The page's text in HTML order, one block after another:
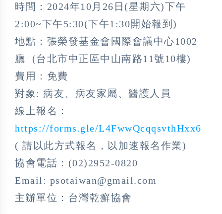
時間：2024年10月26日(星期六)下午
2:00~下午5:30(下午1:30開始報到)
地點：張榮發基金會國際會議中心1002
廳 (台北市中正區中山南路11號10樓)
費用：免費
對象: 病友、病友家屬、醫護人員
線上報名：
https://forms.gle/L4FwwQcqqsvthHxx6
( 請以此方式報名，以加速報名作業)
協會電話：(02)2952-0820
Email: psotaiwan@gmail.com
主辦單位：台灣乾癬協會